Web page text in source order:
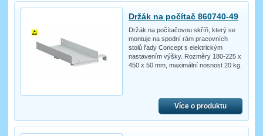
Držák na počítač 860740-49
Držák na počítačovou skříň, který se
montuje na spodní rám pracovních
stolů řady Concept s elektrickým
nastavením výšky. Rozměry 180-225 x
450 x 50 mm, maximální nosnost 20 kg.
Více o produktu